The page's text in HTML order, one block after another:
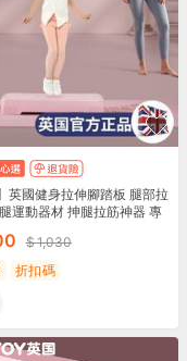
英國健身拉伸腳踏板 腿部拉
運動器材 抻腿拉筋神器 專
板
1,030
折扣碼